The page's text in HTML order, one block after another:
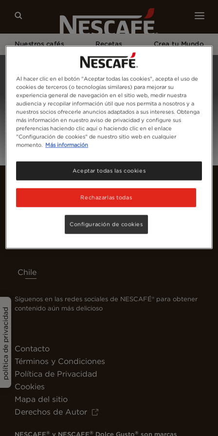
Nuestros cafés Recetas Crea tu Mundo
Inicia Sesión
política de privacidad
Chile
Síguenos en las redes sociales de NESCAFÉ® para obtener
contenido aún más delicioso
Contacto
Términos y Condiciones
Política de Privacidad
Cookies
Mapa del sitio
Derechos de Autor
Al hacer clic en el botón "Aceptar todas las cookies", acepta el uso de
cookies de terceros (o tecnologías similares) para mejorar su
experiencia general de navegación en el sitio web, medir nuestra
audiencia y recopilar información útil que nos permita a nosotros y a
nuestros socios ofrecerle anuncios adaptados a sus intereses. Obtenga
más información en nuestro aviso de privacidad y configure sus
preferencias haciendo clic aquí o haciendo clic en el enlace
"Configuración de cookies" de nuestro sitio web en cualquier
momento. Más información
Rechazarlas todas
Aceptar todas las cookies
Configuración de cookies